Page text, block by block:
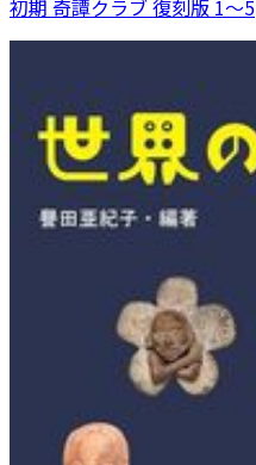
初期 奇譚クラブ 復刻版 1～5